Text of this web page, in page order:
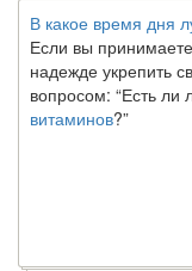
В какое время дня
Если вы
надежде укрепить
вопросом: “Есть
витаминов ?”